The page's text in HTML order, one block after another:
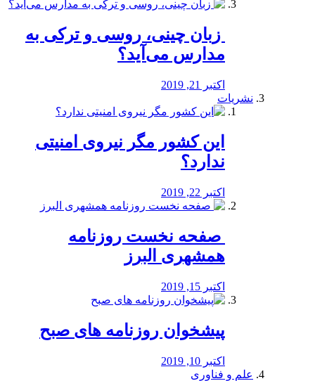
️ زبان چینی، روسی و ترکی به
مدارس می‌آید؟
اکتبر 21, 2019
نشریات
این کشور مگر نیروی امنیتی
ندارد؟
اکتبر 22, 2019
️ صفحه نخست روزنامه‌
همشهری البرز
اکتبر 15, 2019
پیشخوان روزنامه های صبح
اکتبر 10, 2019
علم و فناوری